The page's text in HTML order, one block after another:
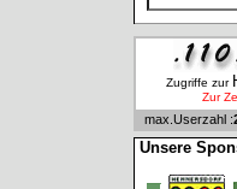
Zugriffe zur
Zur
max.Userzahl :
Unsere